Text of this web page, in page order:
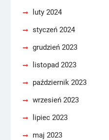
luty 2024
styczeń 2024
grudzień 2023
listopad 2023
październik 2023
wrzesień 2023
lipiec 2023
maj 2023